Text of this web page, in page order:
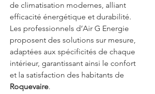
de climatisation modernes, alliant
efficacité énergétique et durabilité.
Les professionnels d’Air G Energie
proposent des solutions sur mesure,
adaptées aux spécificités de chaque
intérieur, garantissant ainsi le confort
et la satisfaction des habitants de
Roquevaire.